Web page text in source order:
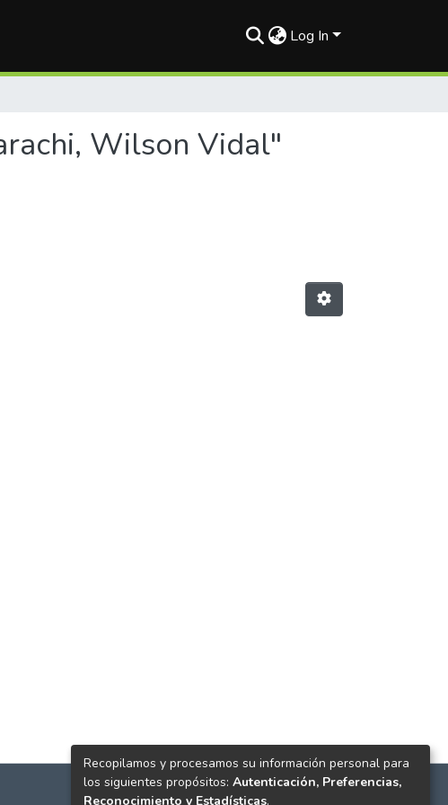
Log In
Wilson Vidal"
Recopilamos y procesamos su información personal para
los siguientes propósitos: Autenticación, Preferencias,
Reconocimiento y Estadísticas.